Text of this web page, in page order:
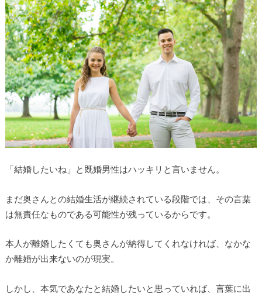
「結婚したいね」と既婚男性はハッキリと言いません。
まだ奥さんとの結婚生活が継続されている段階では、その言葉
は無責任なものである可能性が残っているからです。
本人が離婚したくても奥さんが納得してくれなければ、なかな
か離婚が出来ないのが現実。
しかし、本気であなたと結婚したいと思っていれば、言葉に出